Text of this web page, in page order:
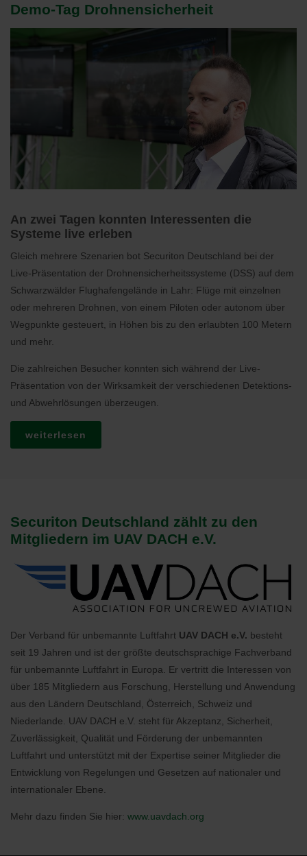
Demo-Tag Drohnensicherheit
An zwei Tagen konnten Interessenten die
Systeme live erleben
Gleich mehrere Szenarien bot Securiton Deutschland bei der
Live-Präsentation der Drohnensicherheitssysteme (DSS) auf dem
Schwarzwälder Flughafengelände in Lahr: Flüge mit einzelnen
oder mehreren Drohnen, von einem Piloten oder autonom über
Wegpunkte gesteuert, in Höhen bis zu den erlaubten 100 Metern
und mehr.
Die zahlreichen Besucher konnten sich während der Live-
Präsentation von der Wirksamkeit der verschiedenen Detektions-
und Abwehrlösungen überzeugen.
weiterlesen
Securiton Deutschland zählt zu den
Mitgliedern im UAV DACH e.V.
Der Verband für unbemannte Luftfahrt UAV DACH e.V. besteht
seit 19 Jahren und ist der größte deutschsprachige Fachverband
für unbemannte Luftfahrt in Europa. Er vertritt die Interessen von
über 185 Mitgliedern aus Forschung, Herstellung und Anwendung
aus den Ländern Deutschland, Österreich, Schweiz und
Niederlande. UAV DACH e.V. steht für Akzeptanz, Sicherheit,
Zuverlässigkeit, Qualität und Förderung der unbemannten
Luftfahrt und unterstützt mit der Expertise seiner Mitglieder die
Entwicklung von Regelungen und Gesetzen auf nationaler und
internationaler Ebene.
Mehr dazu finden Sie hier: www.uavdach.org